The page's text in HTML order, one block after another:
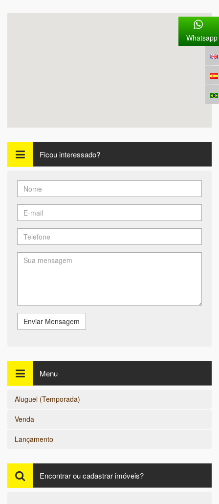
Whatsapp
Ficou interessado?
Enviar Mensagem
Menu
Aluguel (Temporada)
Venda
Lançamento
Encontrar ou cadastrar imóveis?